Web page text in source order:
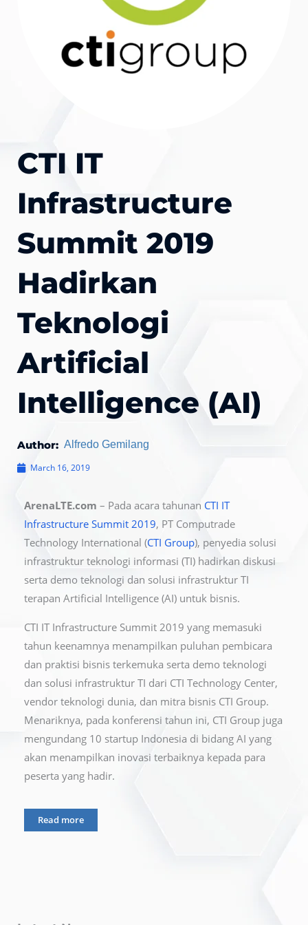
CTI IT
Infrastructure
Summit 2019
Hadirkan
Teknologi
Artificial
Intelligence (AI)
Author: Alfredo Gemilang
March 16, 2019
ArenaLTE.com – Pada acara tahunan CTI IT
Infrastructure Summit 2019, PT Computrade
Technology International (CTI Group), penyedia solusi
infrastruktur teknologi informasi (TI) hadirkan diskusi
serta demo teknologi dan solusi infrastruktur TI
terapan Artificial Intelligence (AI) untuk bisnis.
CTI IT Infrastructure Summit 2019 yang memasuki
tahun keenamnya menampilkan puluhan pembicara
dan praktisi bisnis terkemuka serta demo teknologi
dan solusi infrastruktur TI dari CTI Technology Center,
vendor teknologi dunia, dan mitra bisnis CTI Group.
Menariknya, pada konferensi tahun ini, CTI Group juga
mengundang 10 startup Indonesia di bidang AI yang
akan menampilkan inovasi terbaiknya kepada para
peserta yang hadir.
Read more